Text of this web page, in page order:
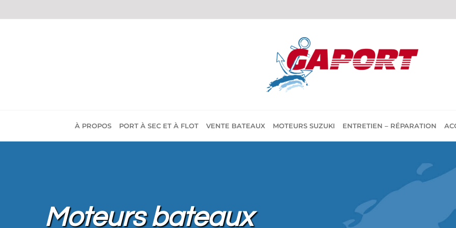
au
À PROPOS PORT À SEC ET À FLOT VENTE BATEAUX MOTEURS SUZUKI ENTRETIEN – RÉPARATION
Moteurs bateaux